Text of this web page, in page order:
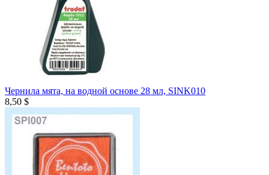
Чернила мята, на водной основе 28 мл, SINK010
8,50 $